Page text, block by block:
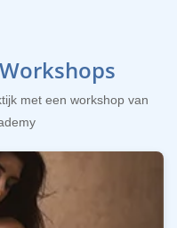
met een workshop van